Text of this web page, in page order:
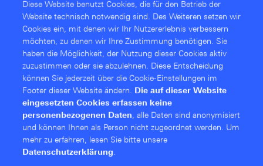
Ich habe dieDatenschutzerklärunggelesen
und stimme der Speicherung und Verarbeitung
meiner Daten durch die Rohde & Schwarz
Networks and Cybersecurity GmbH zu. Rohde
& Schwarz Networks and Cybersecurity GmbH
nutzt diese Daten, um mich, auch durch
automatisierte Verarbeitungsvorgänge
(Anreicherung, Auswertungen und
Messungen), selbst oder durch Dritte zu
kontaktieren und mir Informationen über
Produkte, Dienstleistungen und
Diese Website benutzt Cookies, die für den Betrieb der
Website technisch notwendig sind. Des Weiteren setzen wir
Cookies ein, mit denen wir Ihr Nutzererlebnis verbessern
möchten, zu denen wir Ihre Zustimmung benötigen. Sie
haben die Möglichkeit, der Nutzung dieser Cookies aktiv
zuzustimmen oder sie abzulehnen. Diese Entschei­dung
können Sie jederzeit über die Cookie-Einstellungen im
Footer dieser Website ändern. Die auf dieser Website
eingesetzten Cookies erfassen keine
personenbezogenen Daten, alle Daten sind anonymisiert
und können Ihnen als Person nicht zugeordnet werden. Um
mehr zu erfahren, lesen Sie bitte unsere
Datenschutzerklärung.